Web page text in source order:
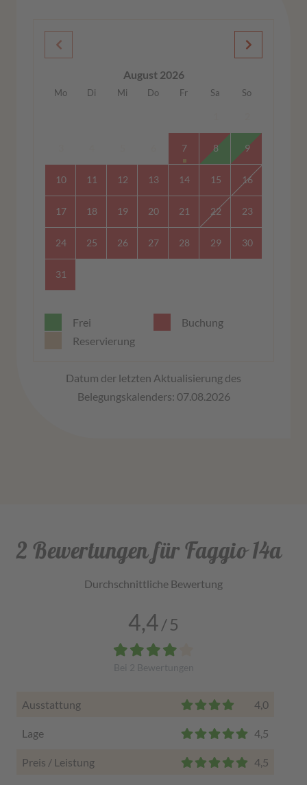
August 2026
Mo Di Mi Do Fr Sa So
7 8 9
10 11 12 13 14 15 16
17 18 19 20 21 22 23
24 25 26 27 28 29 30
31
Frei
Buchung
Reservierung
Datum der letzten Aktualisierung des
Belegungskalenders: 07.08.2026
2 Bewertungen für Faggio 14a
Durchschnittliche Bewertung
4,4/5
Bei 2 Bewertungen
Ausstattung 4,0
Lage 4,5
Preis / Leistung 4,5